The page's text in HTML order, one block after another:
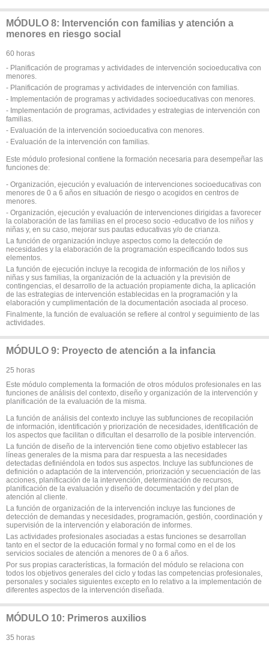
MÓDULO 8: Intervención con familias y atención a
menores en riesgo social
60 horas
- Planificación de programas y actividades de intervención socioeducativa con
menores.
- Planificación de programas y actividades de intervención con familias.
- Implementación de programas y actividades socioeducativas con menores.
- Implementación de programas, actividades y estrategias de intervención con
familias.
- Evaluación de la intervención socioeducativa con menores.
- Evaluación de la intervención con familias.
Este módulo profesional contiene la formación necesaria para desempeñar las
funciones de:
- Organización, ejecución y evaluación de intervenciones socioeducativas con
menores de 0 a 6 años en situación de riesgo o acogidos en centros de
menores.
- Organización, ejecución y evaluación de intervenciones dirigidas a favorecer
la colaboración de las familias en el proceso socio -educativo de los niños y
niñas y, en su caso, mejorar sus pautas educativas y/o de crianza.
La función de organización incluye aspectos como la detección de
necesidades y la elaboración de la programación especificando todos sus
elementos.
La función de ejecución incluye la recogida de información de los niños y
niñas y sus familias, la organización de la actuación y la previsión de
contingencias, el desarrollo de la actuación propiamente dicha, la aplicación
de las estrategias de intervención establecidas en la programación y la
elaboración y cumplimentación de la documentación asociada al proceso.
Finalmente, la función de evaluación se refiere al control y seguimiento de las
actividades.
MÓDULO 9: Proyecto de atención a la infancia
25 horas
Este módulo complementa la formación de otros módulos profesionales en las
funciones de análisis del contexto, diseño y organización de la intervención y
planificación de la evaluación de la misma.
La función de análisis del contexto incluye las subfunciones de recopilación
de información, identificación y priorización de necesidades, identificación de
los aspectos que facilitan o dificultan el desarrollo de la posible intervención.
La función de diseño de la intervención tiene como objetivo establecer las
líneas generales de la misma para dar respuesta a las necesidades
detectadas definiéndola en todos sus aspectos. Incluye las subfunciones de
definición o adaptación de la intervención, priorización y secuenciación de las
acciones, planificación de la intervención, determinación de recursos,
planificación de la evaluación y diseño de documentación y del plan de
atención al cliente.
La función de organización de la intervención incluye las funciones de
detección de demandas y necesidades, programación, gestión, coordinación y
supervisión de la intervención y elaboración de informes.
Las actividades profesionales asociadas a estas funciones se desarrollan
tanto en el sector de la educación formal y no formal como en el de los
servicios sociales de atención a menores de 0 a 6 años.
Por sus propias características, la formación del módulo se relaciona con
todos los objetivos generales del ciclo y todas las competencias profesionales,
personales y sociales siguientes excepto en lo relativo a la implementación de
diferentes aspectos de la intervención diseñada.
MÓDULO 10: Primeros auxilios
35 horas